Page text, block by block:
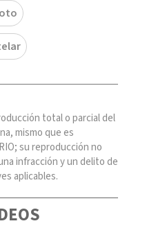
total o parcial del
mismo que es
su reproducción no
infracción y un delito de
aplicables.